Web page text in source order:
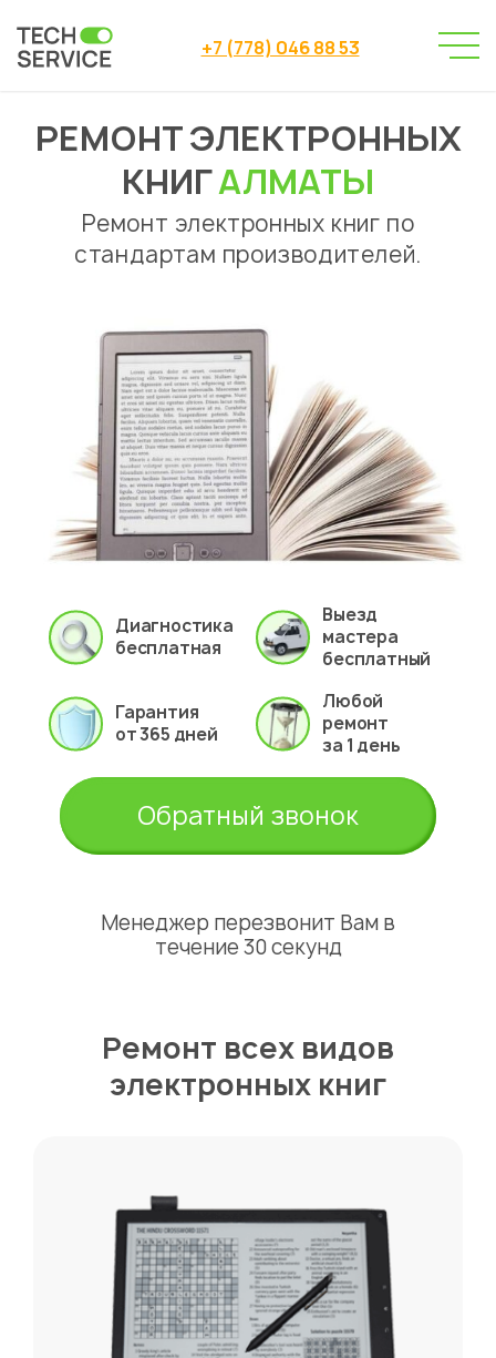
+7 (778) 046 88 53
Сервисный центр
→
Ремонт электронных книг
РЕМОНТ ЭЛЕКТРОННЫХ
КНИГАЛМАТЫ
Ремонт электронных книг по
стандартам производителей.
Диагностика
бесплатная
Выезд
мастера
бесплатный
Гарантия
от 365 дней
Любой
ремонт
за 1 день
Обратный звонок
Менеджер перезвонит Вам в
течение 30 секунд
Ремонт всех видов
электронных книг